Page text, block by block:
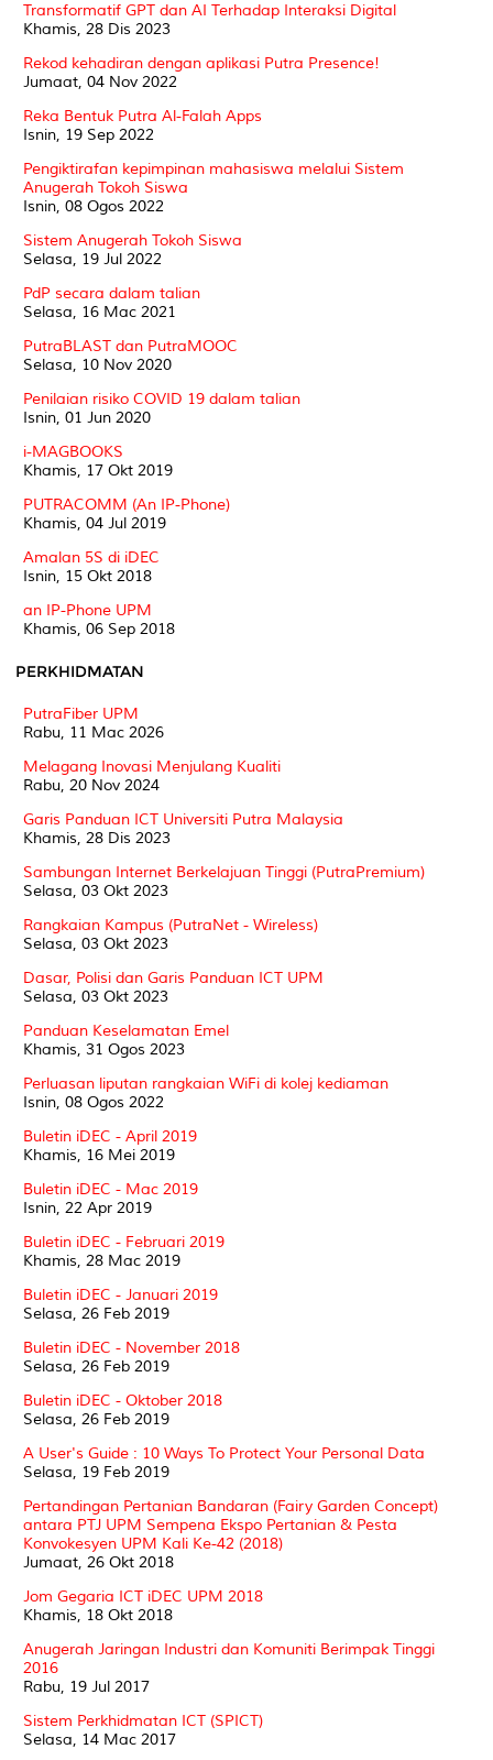
Transformatif GPT dan AI Terhadap Interaksi Digital
Khamis, 28 Dis 2023
Rekod kehadiran dengan aplikasi Putra Presence!
Jumaat, 04 Nov 2022
Reka Bentuk Putra Al-Falah Apps
Isnin, 19 Sep 2022
Pengiktirafan kepimpinan mahasiswa melalui Sistem
Anugerah Tokoh Siswa
Isnin, 08 Ogos 2022
Sistem Anugerah Tokoh Siswa
Selasa, 19 Jul 2022
PdP secara dalam talian
Selasa, 16 Mac 2021
PutraBLAST dan PutraMOOC
Selasa, 10 Nov 2020
Penilaian risiko COVID 19 dalam talian
Isnin, 01 Jun 2020
i-MAGBOOKS
Khamis, 17 Okt 2019
PUTRACOMM (An IP-Phone)
Khamis, 04 Jul 2019
Amalan 5S di iDEC
Isnin, 15 Okt 2018
an IP-Phone UPM
Khamis, 06 Sep 2018
PERKHIDMATAN
PutraFiber UPM
Rabu, 11 Mac 2026
Melagang Inovasi Menjulang Kualiti
Rabu, 20 Nov 2024
Garis Panduan ICT Universiti Putra Malaysia
Khamis, 28 Dis 2023
Sambungan Internet Berkelajuan Tinggi (PutraPremium)
Selasa, 03 Okt 2023
Rangkaian Kampus (PutraNet - Wireless)
Selasa, 03 Okt 2023
Dasar, Polisi dan Garis Panduan ICT UPM
Selasa, 03 Okt 2023
Panduan Keselamatan Emel
Khamis, 31 Ogos 2023
Perluasan liputan rangkaian WiFi di kolej kediaman
Isnin, 08 Ogos 2022
Buletin iDEC - April 2019
Khamis, 16 Mei 2019
Buletin iDEC - Mac 2019
Isnin, 22 Apr 2019
Buletin iDEC - Februari 2019
Khamis, 28 Mac 2019
Buletin iDEC - Januari 2019
Selasa, 26 Feb 2019
Buletin iDEC - November 2018
Selasa, 26 Feb 2019
Buletin iDEC - Oktober 2018
Selasa, 26 Feb 2019
A User's Guide : 10 Ways To Protect Your Personal Data
Selasa, 19 Feb 2019
Pertandingan Pertanian Bandaran (Fairy Garden Concept)
antara PTJ UPM Sempena Ekspo Pertanian & Pesta
Konvokesyen UPM Kali Ke-42 (2018)
Jumaat, 26 Okt 2018
Jom Gegaria ICT iDEC UPM 2018
Khamis, 18 Okt 2018
Anugerah Jaringan Industri dan Komuniti Berimpak Tinggi
2016
Rabu, 19 Jul 2017
Sistem Perkhidmatan ICT (SPICT)
Selasa, 14 Mac 2017